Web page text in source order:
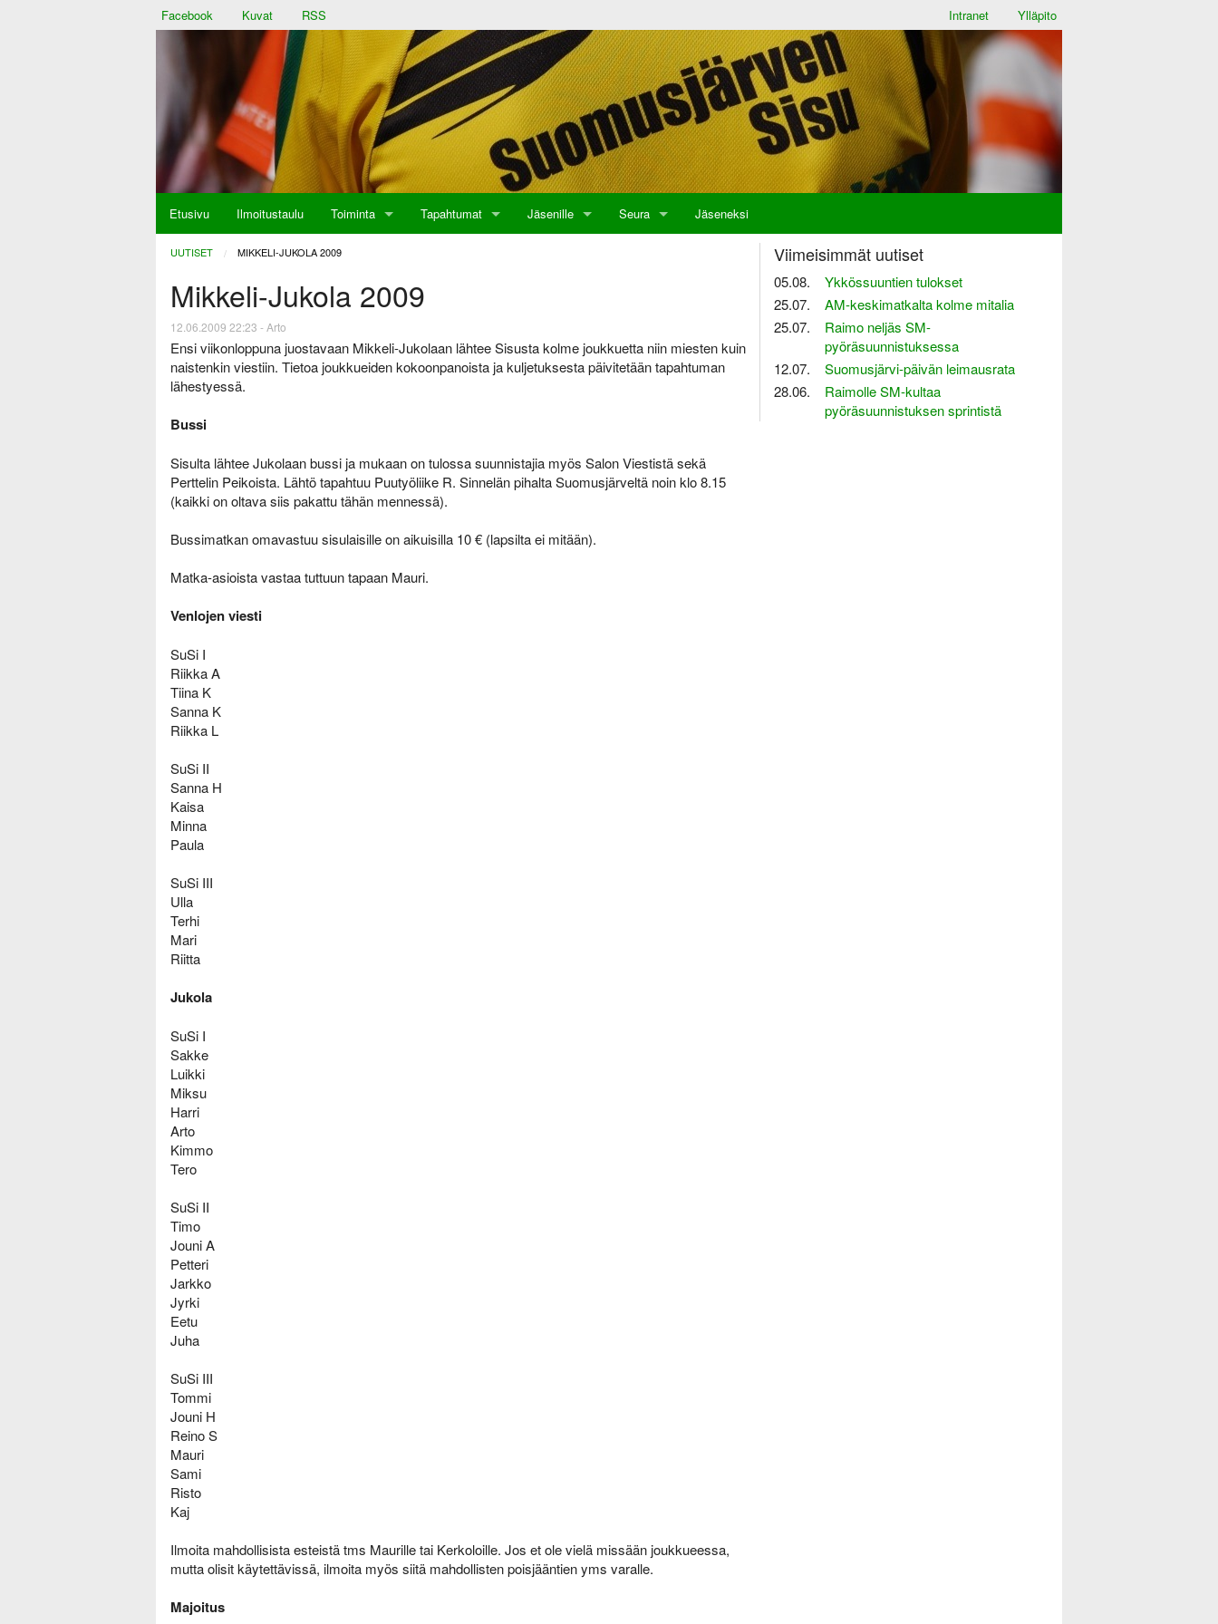
Intranet Ylläpito
Facebook Kuvat RSS
Etusivu Ilmoitustaulu Toiminta Tapahtumat Jäsenille Seura Jäseneksi
UUTISET CURRENT:
MIKKELI-JUKOLA 2009
Mikkeli-Jukola 2009
12.06.2009 22:23 - Arto
Ensi viikonloppuna juostavaan Mikkeli-Jukolaan lähtee Sisusta kolme joukkuetta niin miesten kuin
naistenkin viestiin. Tietoa joukkueiden kokoonpanoista ja kuljetuksesta päivitetään tapahtuman
lähestyessä.
Bussi
Sisulta lähtee Jukolaan bussi ja mukaan on tulossa suunnistajia myös Salon Viestistä sekä
Perttelin Peikoista. Lähtö tapahtuu Puutyöliike R. Sinnelän pihalta Suomusjärveltä noin klo 8.15
(kaikki on oltava siis pakattu tähän mennessä).
Bussimatkan omavastuu sisulaisille on aikuisilla 10 € (lapsilta ei mitään).
Matka-asioista vastaa tuttuun tapaan Mauri.
Venlojen viesti
SuSi I
Riikka A
Tiina K
Sanna K
Riikka L
SuSi II
Sanna H
Kaisa
Minna
Paula
SuSi III
Ulla
Terhi
Mari
Riitta
Jukola
SuSi I
Sakke
Luikki
Miksu
Harri
Arto
Kimmo
Tero
SuSi II
Timo
Jouni A
Petteri
Jarkko
Jyrki
Eetu
Juha
SuSi III
Tommi
Jouni H
Reino S
Mauri
Sami
Risto
Kaj
Ilmoita mahdollisista esteistä tms Maurille tai Kerkoloille. Jos et ole vielä missään joukkueessa,
mutta olisit käytettävissä, ilmoita myös siitä mahdollisten poisjääntien yms varalle.
Majoitus
Viimeisimmät uutiset
05.08.
Ykkössuuntien tulokset
25.07.
AM-keskimatkalta kolme mitalia
25.07.
Raimo neljäs SM-
pyöräsuunnistuksessa
12.07.
Suomusjärvi-päivän leimausrata
28.06.
Raimolle SM-kultaa
pyöräsuunnistuksen sprintistä